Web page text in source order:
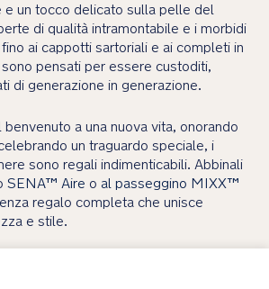
e un tocco delicato sulla pelle del
di qualità intramontabile e i morbidi
ai cappotti sartoriali e ai completi in
pensati per essere custoditi,
di generazione in generazione.
a una nuova vita, onorando
un traguardo speciale, i
sono regali indimenticabili. Abbinali
SENA™ Aire o al passeggino MIXX™
regalo completa che unisce
e stile.